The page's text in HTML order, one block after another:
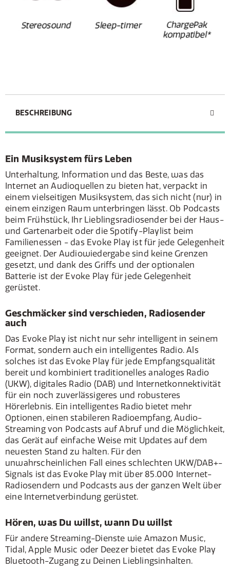
BESCHREIBUNG
Ein Musiksystem fürs Leben
Unterhaltung, Information und das Beste, was das
Internet an Audioquellen zu bieten hat, verpackt in
einem vielseitigen Musiksystem, das sich nicht (nur) in
einem einzigen Raum unterbringen lässt. Ob Podcasts
beim Frühstück, Ihr Lieblingsradiosender bei der Haus-
und Gartenarbeit oder die Spotify-Playlist beim
Familienessen - das Evoke Play ist für jede Gelegenheit
geeignet. Der Audiowiedergabe sind keine Grenzen
gesetzt, und dank des Griffs und der optionalen
Batterie ist der Evoke Play für jede Gelegenheit
gerüstet.
Geschmäcker sind verschieden, Radiosender
auch
Das Evoke Play ist nicht nur sehr intelligent in seinem
Format, sondern auch ein intelligentes Radio. Als
solches ist das Evoke Play für jede Empfangsqualität
bereit und kombiniert traditionelles analoges Radio
(UKW), digitales Radio (DAB) und Internetkonnektivität
für ein noch zuverlässigeres und robusteres
Hörerlebnis. Ein intelligentes Radio bietet mehr
Optionen, einen stabileren Radioempfang, Audio-
Streaming von Podcasts auf Abruf und die Möglichkeit,
das Gerät auf einfache Weise mit Updates auf dem
neuesten Stand zu halten. Für den
unwahrscheinlichen Fall eines schlechten UKW/DAB+-
Signals ist das Evoke Play mit über 85.000 Internet-
Radiosendern und Podcasts aus der ganzen Welt über
eine Internetverbindung gerüstet.
Hören, was Du willst, wann Du willst
Für andere Streaming-Dienste wie Amazon Music,
Tidal, Apple Music oder Deezer bietet das Evoke Play
Bluetooth-Zugang zu Deinen Lieblingsinhalten.